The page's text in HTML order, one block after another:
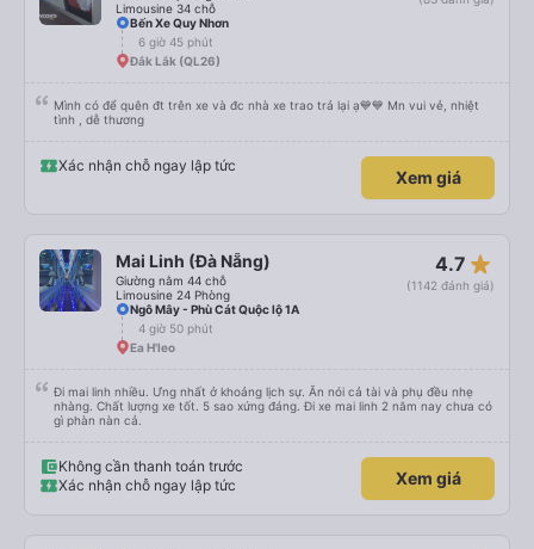
Limousine 34 chỗ
Bến Xe Quy Nhơn
6 giờ 45 phút
Đắk Lắk (QL26)
Mình có để quên đt trên xe và đc nhà xe trao trả lại ạ💙💙 Mn vui vẻ, nhiệt
tình , dễ thương
Xác nhận chỗ ngay lập tức
Xem giá
Mai Linh (Đà Nẵng)
Giường nằm 44 chỗ
Limousine 24 Phòng
4.7 star_rate
(1142 đánh giá)
Ngô Mây - Phù Cát Quộc lộ 1A
4 giờ 50 phút
Ea H'leo
Đi mai linh nhiều. Ưng nhất ở khoảng lịch sự. Ăn nói cả tài và phụ đều nhẹ
nhàng. Chất lượng xe tốt. 5 sao xứng đáng. Đi xe mai linh 2 năm nay chưa có
gì phàn nàn cả.
Không cần thanh toán trước
Xác nhận chỗ ngay lập tức
Xem giá